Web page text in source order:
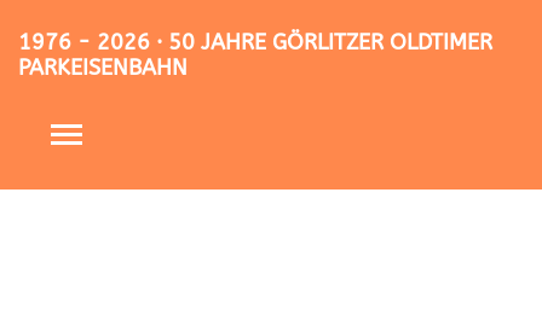
1976 - 2026 · 50 JAHRE GÖRLITZER OLDTIMER
PARKEISENBAHN